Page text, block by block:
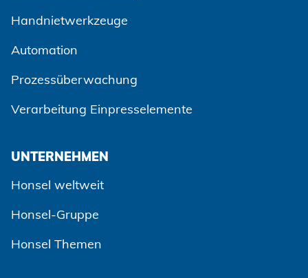
Handnietwerkzeuge
Automation
Prozessüberwachung
Verarbeitung Einpresselemente
UNTERNEHMEN
Honsel weltweit
Honsel-Gruppe
Honsel Themen